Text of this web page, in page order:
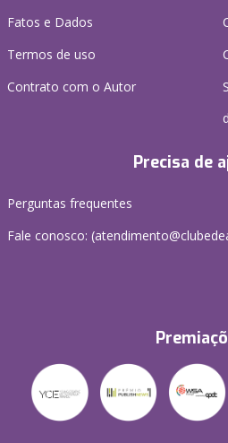
Fatos e Dados
Termos de uso
Contrato com o Autor
Precisa de
Perguntas frequentes
Fale conosco: